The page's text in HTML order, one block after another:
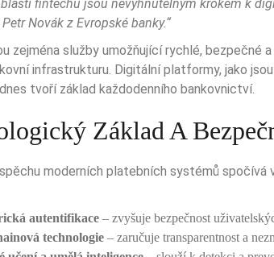
Novák z Evropské banky.“
zejména služby umožňující rychlé, bezpečné
infrastrukturu. Digitální platformy, jako
tvoří základ každodenního bankovnictví.
Základ A
moderních platebních systémů spočívá
autentifikace – zvyšuje bezpečnost
technologie – zaručuje transparentnost a